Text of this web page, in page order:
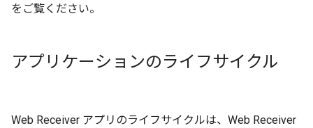
をご覧ください。
アプリケーションのライフサイクル
Web Receiver アプリのライフサイクルは、Web Receiver